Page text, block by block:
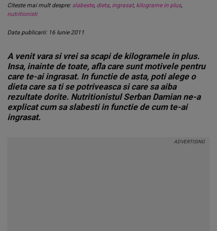
Citeste mai mult despre: slabeste, dieta, ingrasat, kilograme in plus,
nutritionisti
Data publicarii: 16 Iunie 2011
A venit vara si vrei sa scapi de kilogramele in plus.
Insa, inainte de toate, afla care sunt motivele pentru
care te-ai ingrasat. In functie de asta, poti alege o
dieta care sa ti se potriveasca si care sa aiba
rezultate dorite. Nutritionistul Serban Damian ne-a
explicat cum sa slabesti in functie de cum te-ai
ingrasat.